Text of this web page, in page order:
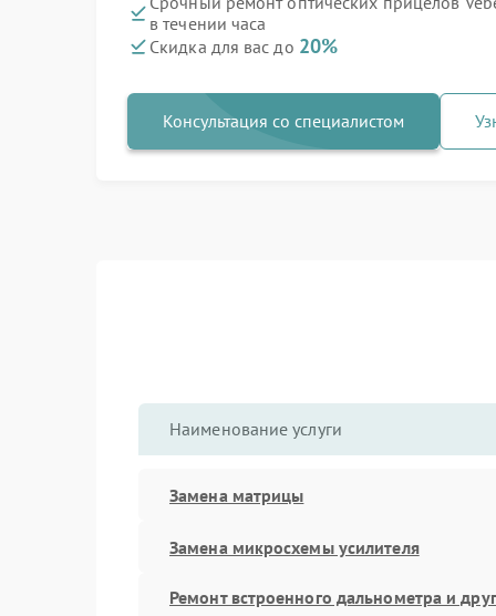
в течении часа
Скидка для вас до 20%
Консультация со специалистом
Наименование услуги
Замена матрицы
Замена микросхемы усилителя
Ремонт встроенного дальнометра и